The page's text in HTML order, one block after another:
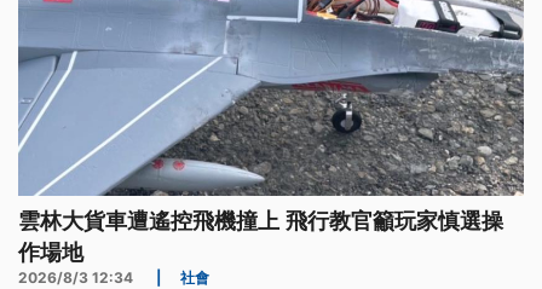
雲林大貨車遭遙控飛機撞上 飛行教官籲玩家慎選操
作場地
2026/8/3 12:34 社會